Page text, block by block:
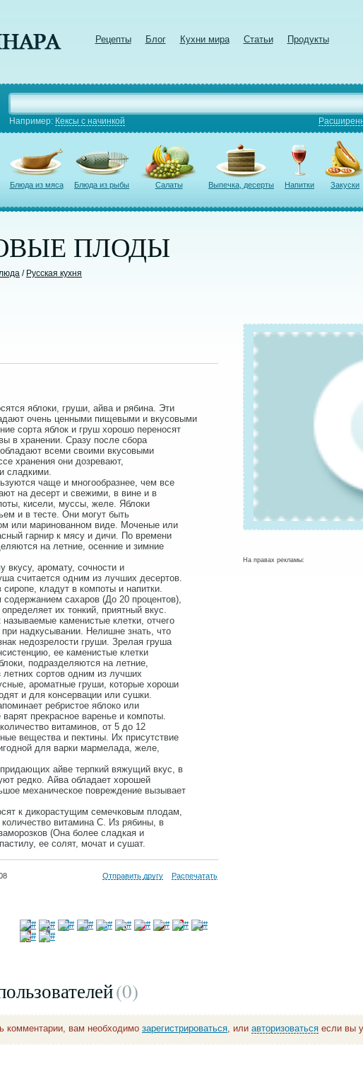
Рецепты Блог Кухни мира Статьи Продукты
Например: Кексы с начинкой
Блюда из мяса Блюда из рыбы Салаты Выпечка, десерты Напитки Закуски
ПЛОДЫ
/ Русская кухня
яблоки, груши, айва и рябина. Эти
очень ценными пищевыми и вкусовыми
сорта яблок и груш хорошо переносят
в хранении. Сразу после сбора
всеми своими вкусовыми
хранения они дозревают,
сладкими.
чаще и многообразнее, чем все
на десерт и свежими, в вине и в
кисели, муссы, желе. Яблоки
и в тесте. Они могут быть
или маринованном виде. Моченые или
гарнир к мясу и дичи. По времени
на летние, осенние и зимние
вкусу, аромату, сочности и
считается одним из лучших десертов.
кладут в компоты и напитки.
сахаров (До 20 процентов),
их тонкий, приятный вкус.
каменистые клетки, отчего
надкусывании. Нелишне знать, что
недозрелости груши. Зрелая груша
ее каменистые клетки
подразделяются на летние,
сортов одним из лучших
ароматные груши, которые хороши
и для консервации или сушки.
ребристое яблоко или
прекрасное варенье и компоты.
витаминов, от 5 до 12
вещества и пектины. Их присутствие
для варки мармелада, желе,
айве терпкий вяжущий вкус, в
редко. Айва обладает хорошей
механическое повреждение вызывает
к дикорастущим семечковым плодам,
витамина С. Из рябины, в
(Она более сладкая и
ее солят, мочат и сушат.
Отправить другу Распечатать
На правах рекламы:
(0)
комментарии, вам необходимо зарегистрироваться, или авторизоваться если вы